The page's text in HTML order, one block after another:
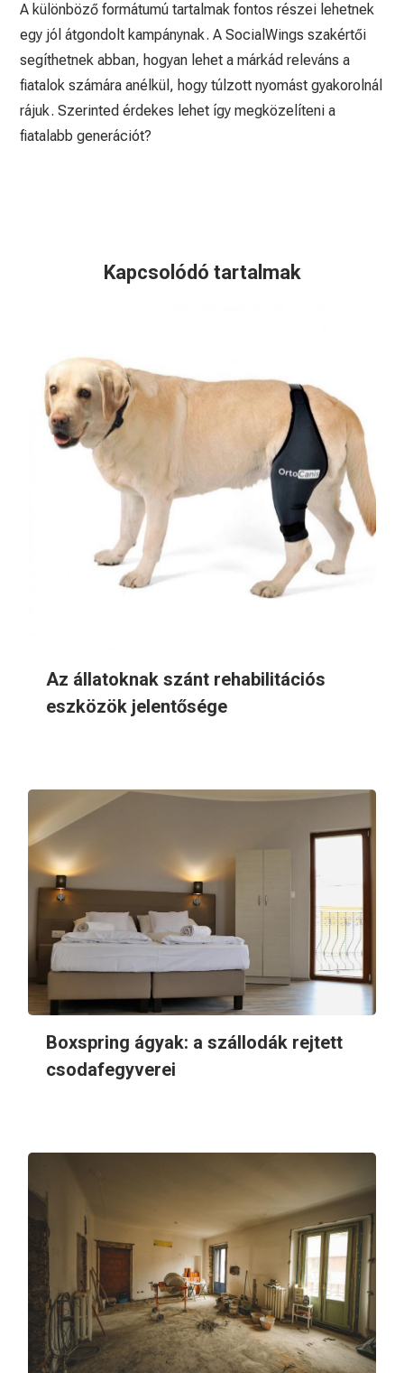
A különböző formátumú tartalmak fontos részei lehetnek
egy jól átgondolt kampánynak. A SocialWings szakértői
segíthetnek abban, hogyan lehet a márkád releváns a
fiatalok számára anélkül, hogy túlzott nyomást gyakorolnál
rájuk. Szerinted érdekes lehet így megközelíteni a
fiatalabb generációt?
Kapcsolódó tartalmak
Az állatoknak szánt rehabilitációs
eszközök jelentősége
Boxspring ágyak: a szállodák rejtett
csodafegyverei